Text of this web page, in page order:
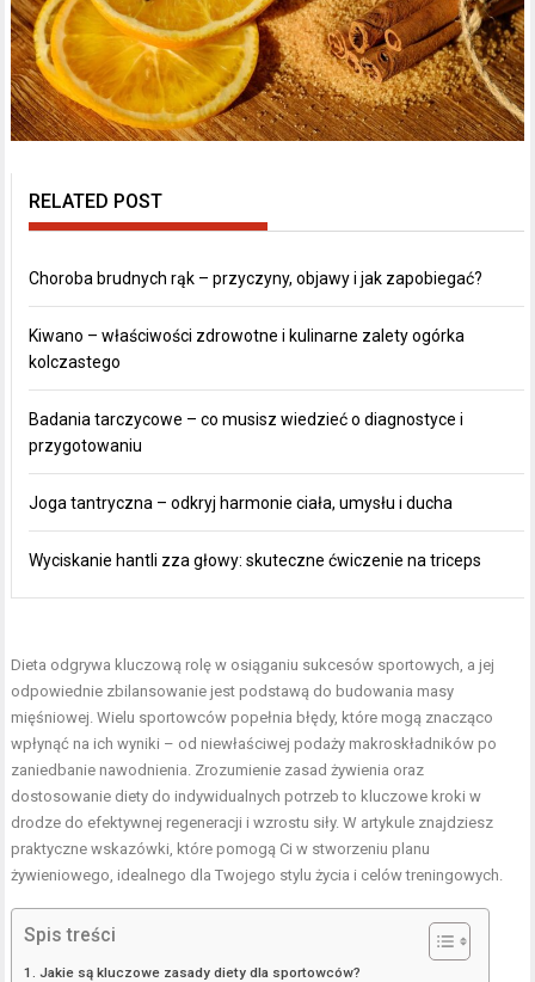
RELATED POST
Choroba brudnych rąk – przyczyny, objawy i jak zapobiegać?
Kiwano – właściwości zdrowotne i kulinarne zalety ogórka
kolczastego
Badania tarczycowe – co musisz wiedzieć o diagnostyce i
przygotowaniu
Joga tantryczna – odkryj harmonie ciała, umysłu i ducha
Wyciskanie hantli zza głowy: skuteczne ćwiczenie na triceps
Dieta odgrywa kluczową rolę w osiąganiu sukcesów sportowych, a jej
odpowiednie zbilansowanie jest podstawą do budowania masy
mięśniowej. Wielu sportowców popełnia błędy, które mogą znacząco
wpłynąć na ich wyniki – od niewłaściwej podaży makroskładników po
zaniedbanie nawodnienia. Zrozumienie zasad żywienia oraz
dostosowanie diety do indywidualnych potrzeb to kluczowe kroki w
drodze do efektywnej regeneracji i wzrostu siły. W artykule znajdziesz
praktyczne wskazówki, które pomogą Ci w stworzeniu planu
żywieniowego, idealnego dla Twojego stylu życia i celów treningowych.
Spis treści
Jakie są kluczowe zasady diety dla sportowców?